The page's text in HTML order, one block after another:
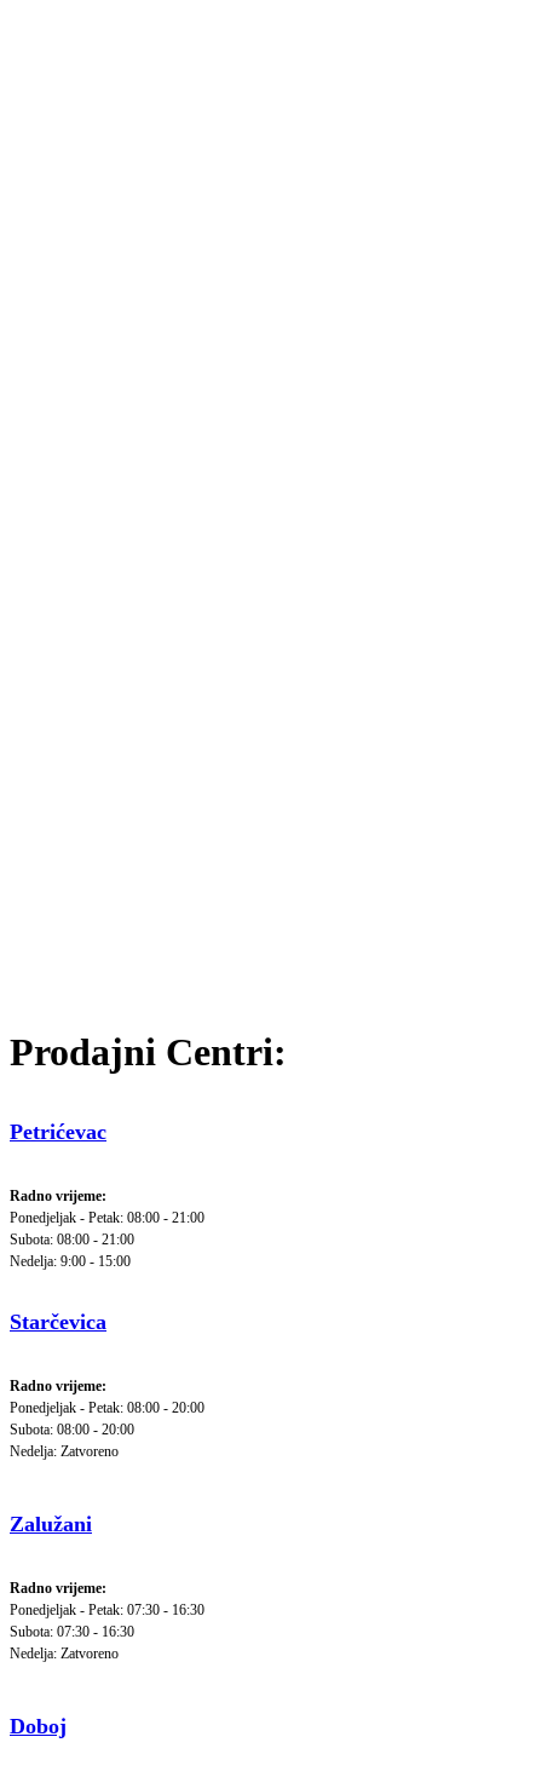
Prodajni Centri:
Petrićevac
Radno vrijeme:
Ponedjeljak - Petak: 08:00 - 21:00
Subota: 08:00 - 21:00
Nedelja: 9:00 - 15:00
Starčevica
Radno vrijeme:
Ponedjeljak - Petak: 08:00 - 20:00
Subota: 08:00 - 20:00
Nedelja: Zatvoreno
Zalužani
Radno vrijeme:
Ponedjeljak - Petak: 07:30 - 16:30
Subota: 07:30 - 16:30
Nedelja: Zatvoreno
Doboj